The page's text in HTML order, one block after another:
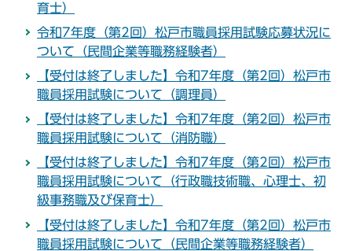
育士）
令和7年度（第2回）松戸市職員採用試験応募状況に
ついて（民間企業等職務経験者）
【受付は終了しました】令和7年度（第2回）松戸市
職員採用試験について（調理員）
【受付は終了しました】令和7年度（第2回）松戸市
職員採用試験について（消防職）
【受付は終了しました】令和7年度（第2回）松戸市
職員採用試験について（行政職技術職、心理士、初
級事務職及び保育士）
【受付は終了しました】令和7年度（第2回）松戸市
職員採用試験について（民間企業等職務経験者）